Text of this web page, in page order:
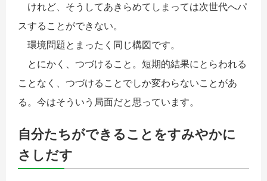
けれど、そうしてあきらめてしまっては次世代へパ
スすることができない。
環境問題とまったく同じ構図です。
とにかく、つづけること。短期的結果にとらわれる
ことなく、つづけることでしか変わらないことがあ
る。今はそういう局面だと思っています。
自分たちができることをすみやかに
さしだす